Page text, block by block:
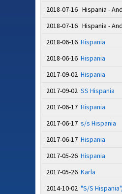
2018-07-16 Hispania -
2018-07-16 Hispania -
2018-06-16 Hispania
2018-06-16 Hispania
2017-09-02 Hispania
2017-09-02 SS Hispania
2017-06-17 Hispania
2017-06-17 s/s Hispania
2017-06-17 Hispania
2017-05-26 Hispania
2017-05-26 Karla
2014-10-02 "S/S